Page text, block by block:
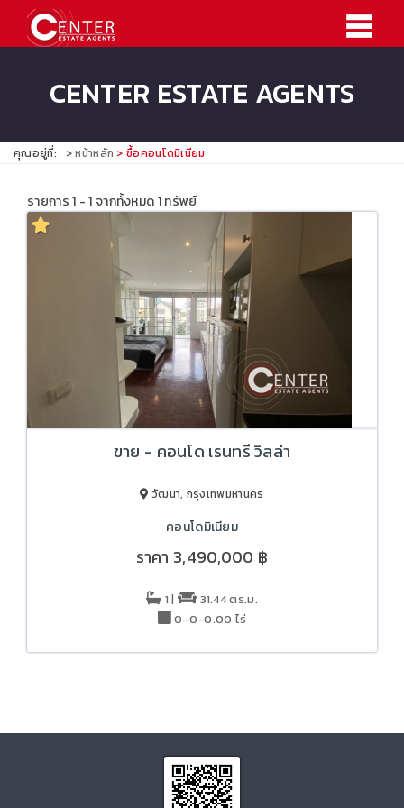
CENTER ESTATE AGENTS
คุณอยู่ที่: หน้าหลัก ซื้อคอนโดมิเนียม
รายการ 1 - 1 จากทั้งหมด 1 ทรัพย์
ขาย - คอนโด เรนทรี วิลล่า
วัฒนา, กรุงเทพมหานคร
คอนโดมิเนียม
ราคา 3,490,000 ฿
1 |
31.44 ตร.ม.
0-0-0.00 ไร่